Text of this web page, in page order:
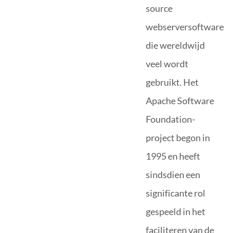
source
webserversoftware
die wereldwijd
veel wordt
gebruikt. Het
Apache Software
Foundation-
project begon in
1995 en heeft
sindsdien een
significante rol
gespeeld in het
faciliteren van de